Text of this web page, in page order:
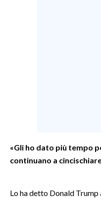
ALTRI SPORT
SPETTACOLI
«Gli ho dato più tempo
continuano a
Lo ha detto Donald